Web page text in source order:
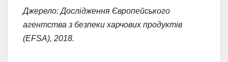
Джерело: Дослідження Європейського
агентства з безпеки харчових продуктів
(EFSA), 2018.